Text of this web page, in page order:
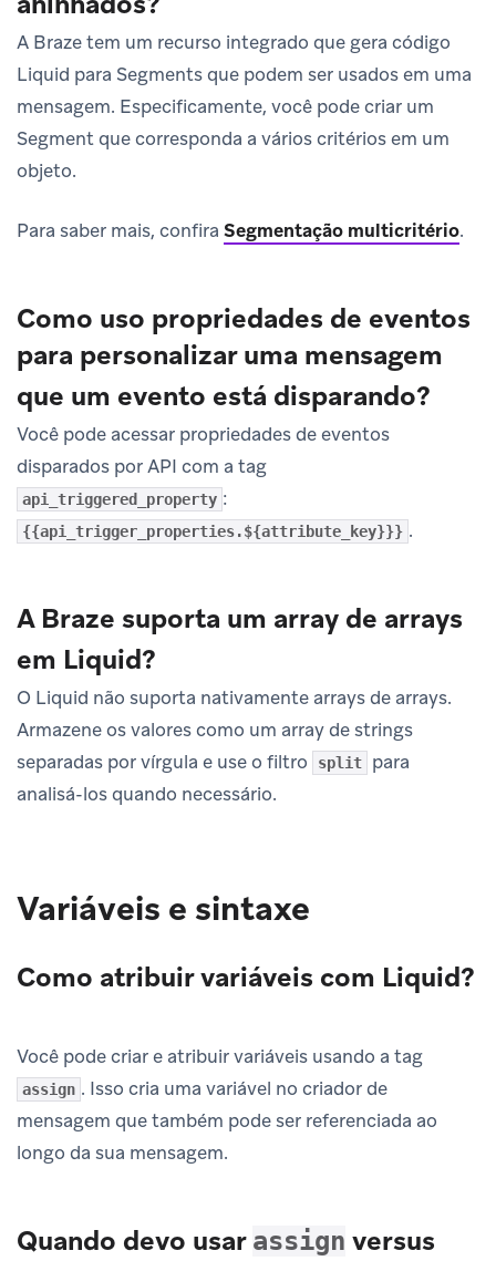
A Braze tem um recurso integrado que gera código
Liquid para Segments que podem ser usados em uma
mensagem. Especificamente, você pode criar um
Segment que corresponda a vários critérios em um
objeto.
Para saber mais, confira Segmentação multicritério.
Como uso propriedades de eventos
para personalizar uma mensagem
que um evento está disparando?
Você pode acessar propriedades de eventos
disparados por API com a tag
api_triggered_property :
{{api_trigger_properties.${attribute_key}}} .
A Braze suporta um array de arrays
em Liquid?
O Liquid não suporta nativamente arrays de arrays.
Armazene os valores como um array de strings
separadas por vírgula e use o filtro
split
para
analisá-los quando necessário.
Variáveis e sintaxe
Como atribuir variáveis com Liquid?
Você pode criar e atribuir variáveis usando a tag
assign . Isso cria uma variável no criador de
mensagem que também pode ser referenciada ao
longo da sua mensagem.
Quando devo usar assign versus